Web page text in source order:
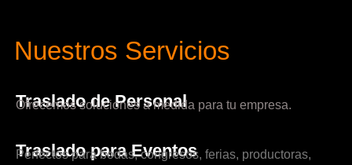
Nuestros Servicios
Traslado de Personal
Ofrecemos soluciones a medida para tu empresa.
Traslado para Eventos
Perfectos para bodas, congresos, ferias, productoras,